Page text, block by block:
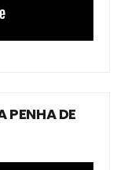
PENHA DE